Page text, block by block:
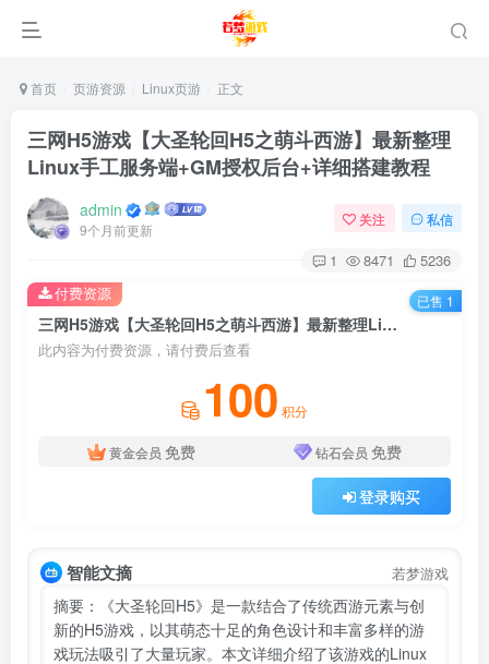
首页 页游资源 Linux页游 正文
三网H5游戏【大圣轮回H5之萌斗西游】最新整理
Linux手工服务端+GM授权后台+详细搭建教程
admin
9个月前更新
关注 私信
1 8471 5236
三网H5游戏【大圣轮回H5之萌斗西游】最新整理Linux手工服务端+GM授权后台+详细搭建教程
此内容为付费资源，请付费后查看
100 积分
黄金会员 免费 钻石会员 免费
登录购买
付费资源 已售 1
智能文摘 若梦游戏
摘要：《大圣轮回H5》是一款结合了传统西游元素与创
新的H5游戏，以其萌态十足的角色设计和丰富多样的游
戏玩法吸引了大量玩家。本文详细介绍了该游戏的Linux